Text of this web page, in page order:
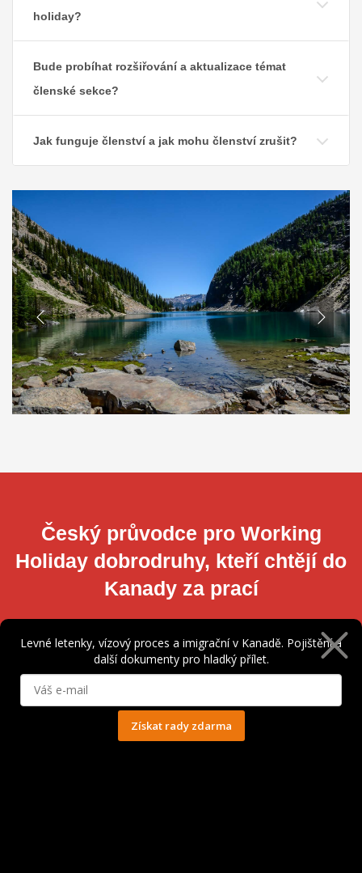
holiday?
Bude probíhat rozšiřování a aktualizace témat
členské sekce?
Jak funguje členství a jak mohu členství zrušit?
Český průvodce pro Working
Holiday dobrodruhy, kteří chtějí do
Kanady za prací
Vše, co potřebujete, máte na jednom místě
KOUPIT ČLENSTVÍ
Levné letenky, vízový proces a imigrační v Kanadě. Pojištění a
další dokumenty pro hladký přílet.
Získat rady zdarma